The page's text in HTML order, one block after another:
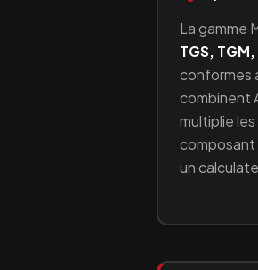
La gamme
TGS,
conformes
combinent
multiplie
composant
un